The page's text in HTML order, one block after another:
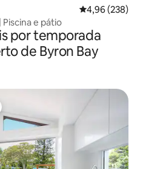
4,96 de uma
4,96 (238)
Piscina e pátio
por temporada
de Byron Bay
dos hóspedes